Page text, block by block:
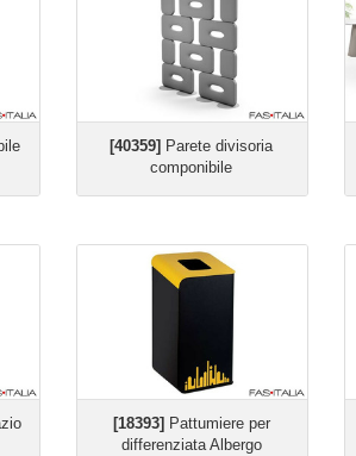
[40359] Parete divisoria
componibile
[18393] Pattumiere per
differenziata Albergo